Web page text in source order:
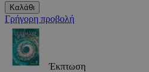
Καλάθι
Γρήγορη προβολή
Έκπτωση